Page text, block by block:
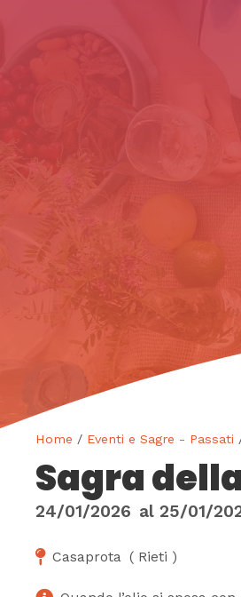
Home / Eventi e Sagre - Passati
Sagra
24/01/2026 al 25/01/
Casaprota ( Rieti )